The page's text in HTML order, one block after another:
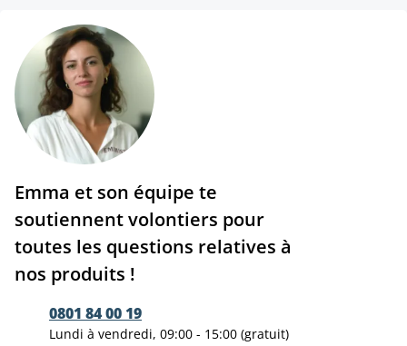
Emma et son équipe te
soutiennent volontiers pour
toutes les questions relatives à
nos produits !
0801 84 00 19
Lundi à vendredi, 09:00 - 15:00 (gratuit)